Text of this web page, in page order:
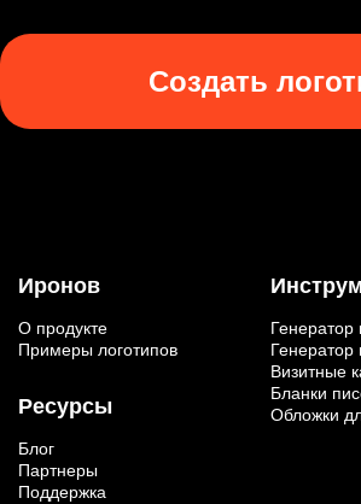
Создать
Иронов
О продукте
Примеры логотипов
Ресурсы
Блог
Партнеры
Поддержка
Генератор
Генератор
Визитные
Бланки
Обложки